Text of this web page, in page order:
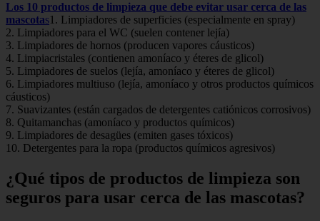
Los 10 productos de limpieza que debe evitar usar cerca de las
mascotas1. Limpiadores de superficies (especialmente en spray)
2. Limpiadores para el WC (suelen contener lejía)
3. Limpiadores de hornos (producen vapores cáusticos)
4. Limpiacristales (contienen amoníaco y éteres de glicol)
5. Limpiadores de suelos (lejía, amoníaco y éteres de glicol)
6. Limpiadores multiuso (lejía, amoníaco y otros productos químicos
cáusticos)
7. Suavizantes (están cargados de detergentes catiónicos corrosivos)
8. Quitamanchas (amoníaco y productos químicos)
9. Limpiadores de desagües (emiten gases tóxicos)
10. Detergentes para la ropa (productos químicos agresivos)
¿Qué tipos de productos de limpieza son
seguros para usar cerca de las mascotas?